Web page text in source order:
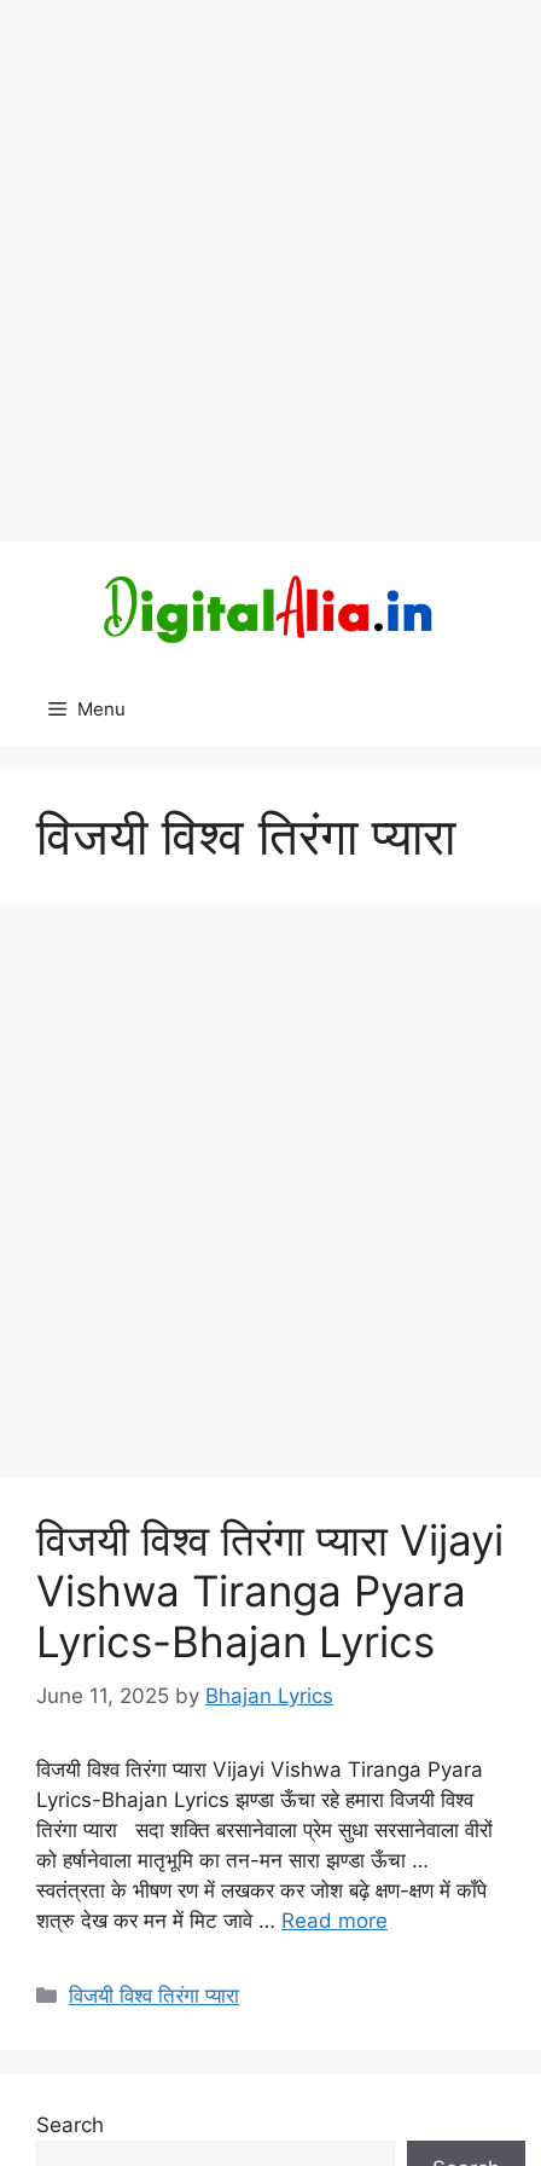
Menu
विजयी विश्व तिरंगा प्यारा
विजयी विश्व तिरंगा प्यारा Vijayi
Vishwa Tiranga Pyara
Lyrics-Bhajan Lyrics
June 11, 2025 by Bhajan Lyrics
विजयी विश्व तिरंगा प्यारा Vijayi Vishwa Tiranga Pyara
Lyrics-Bhajan Lyrics झण्डा ऊँचा रहे हमारा विजयी विश्व
तिरंगा प्यारा सदा शक्ति बरसानेवाला प्रेम सुधा सरसानेवाला वीरों
को हर्षानेवाला मातृभूमि का तन-मन सारा झण्डा ऊँचा …
स्वतंत्रता के भीषण रण में लखकर कर जोश बढ़े क्षण-क्षण में काँपे
शत्रु देख कर मन में मिट जावे … Read more
Categories
विजयी विश्व तिरंगा प्यारा
Search